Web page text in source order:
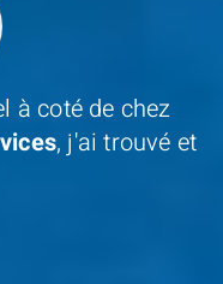
à coté de chez
, j'ai trouvé et